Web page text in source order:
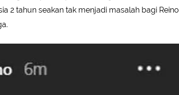
2 tahun seakan tak menjadi masalah bagi Reino